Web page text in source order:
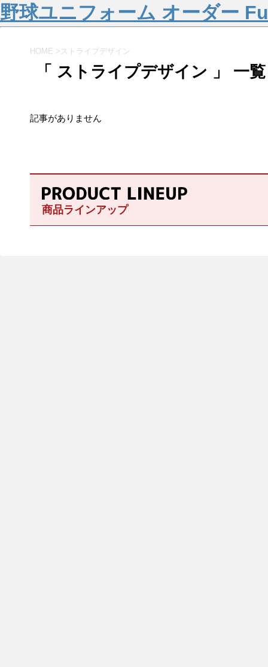
野球ユニフォーム オーダー
HOME > ストライプデザイン
「 ストライプデザイン 」 一覧
記事がありません
商品ラインアップ